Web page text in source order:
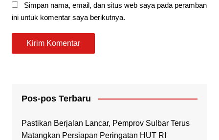
Simpan nama, email, dan situs web saya pada peramban
ini untuk komentar saya berikutnya.
Pos-pos Terbaru
Pastikan Berjalan Lancar, Pemprov Sulbar Terus
Matangkan Persiapan Peringatan HUT RI